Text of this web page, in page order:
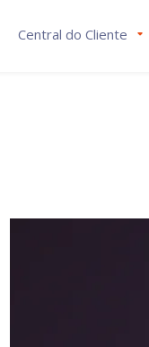
Central do Cliente